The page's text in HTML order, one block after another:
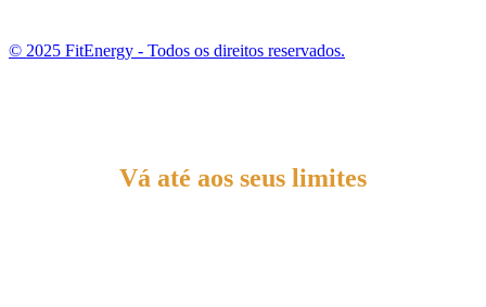
© 2025 FitEnergy - Todos os direitos reservados.
Vá até aos seus limites